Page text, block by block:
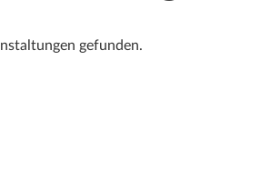
gefunden.